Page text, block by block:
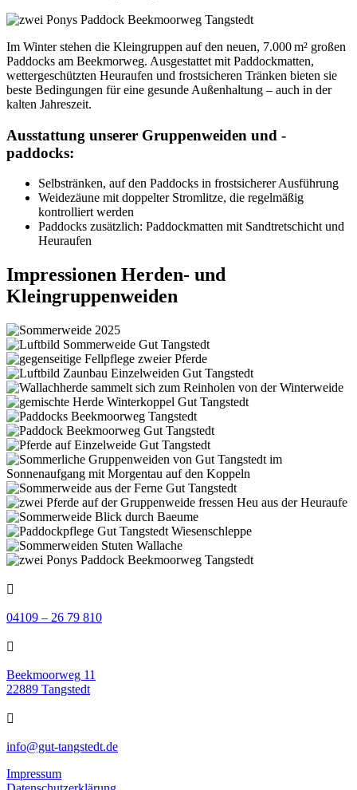
Im Winter stehen die Kleingruppen auf den neuen, 7.000 m² großen
Paddocks am Beekmorweg. Ausgestattet mit Paddockmatten,
wettergeschützten Heuraufen und frostsicheren Tränken bieten sie
beste Bedingungen für eine gesunde Außenhaltung – auch in der
kalten Jahreszeit.
Ausstattung unserer Gruppenweiden und -
paddocks:
Selbstränken, auf den Paddocks in frostsicherer Ausführung
Weidezäune mit doppelter Stromlitze, die regelmäßig
kontrolliert werden
Paddocks zusätzlich: Paddockmatten mit Sandtretschicht und
Heuraufen
Impressionen Herden- und
Kleingruppenweiden

04109 – 26 79 810

Beekmoorweg 11
22889 Tangstedt

info@gut-tangstedt.de
Impressum